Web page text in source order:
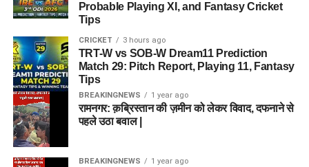
Probable Playing XI, and Fantasy Cricket
Tips
CRICKET 3 hours ago
TRT-W vs SOB-W Dream11 Prediction
Match 29: Pitch Report, Playing 11, Fantasy
Tips
BREAKINGNEWS 1 year ago
रामनगर: क़ब्रिस्तान की ज़मीन को लेकर विवाद, दफनाने से
पहले उठा बवाल |
BREAKINGNEWS 1 year ago